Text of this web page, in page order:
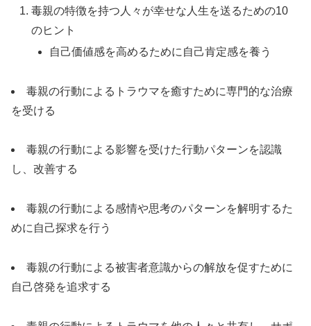
毒親の特徴を持つ人々が幸せな人生を送るための10
のヒント
自己価値感を高めるために自己肯定感を養う
毒親の行動によるトラウマを癒すために専門的な治療
を受ける
毒親の行動による影響を受けた行動パターンを認識
し、改善する
毒親の行動による感情や思考のパターンを解明するた
めに自己探求を行う
毒親の行動による被害者意識からの解放を促すために
自己啓発を追求する